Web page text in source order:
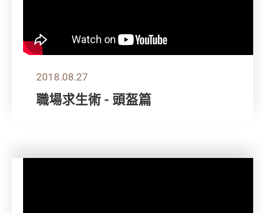
2018.08.27
職場求生術 - 頭盔篇